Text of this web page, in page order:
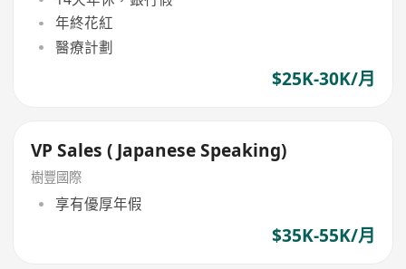
年終花紅
醫療計劃
$25K-30K/月
VP Sales ( Japanese Speaking)
樹豐國際
享有優厚年假
$35K-55K/月